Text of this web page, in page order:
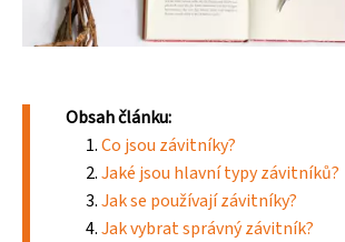
Obsah článku:
Co jsou závitníky?
Jaké jsou hlavní typy závitníků?
Jak se používají závitníky?
Jak vybrat správný závitník?